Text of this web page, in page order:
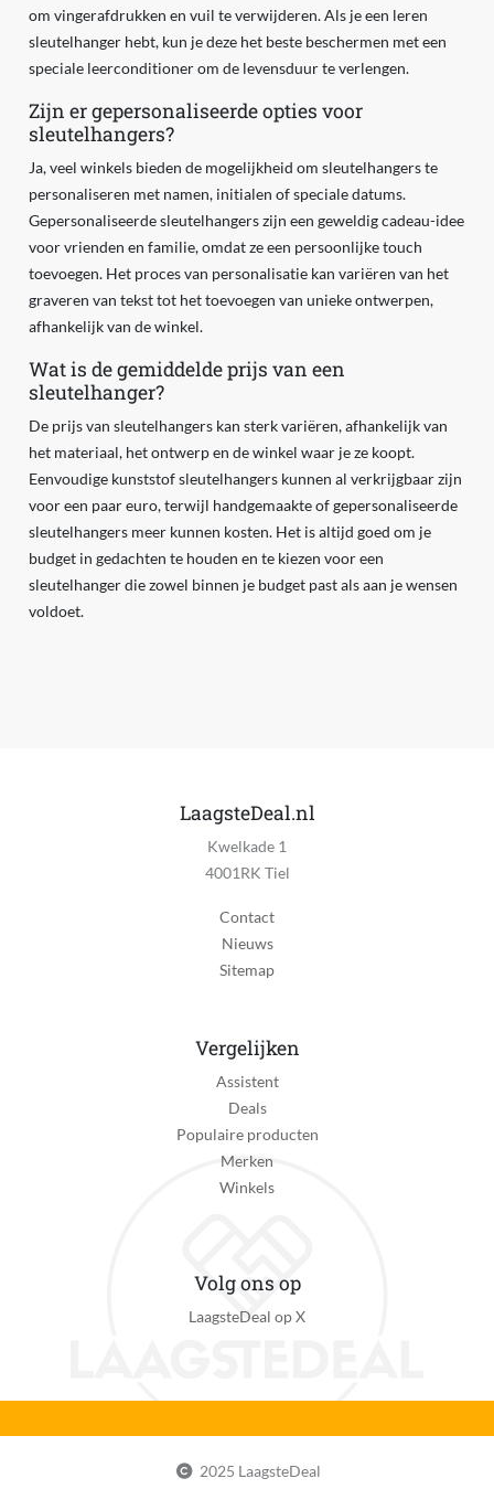
om vingerafdrukken en vuil te verwijderen. Als je een leren
sleutelhanger hebt, kun je deze het beste beschermen met een
speciale leerconditioner om de levensduur te verlengen.
Zijn er gepersonaliseerde opties voor
sleutelhangers?
Ja, veel winkels bieden de mogelijkheid om sleutelhangers te
personaliseren met namen, initialen of speciale datums.
Gepersonaliseerde sleutelhangers zijn een geweldig cadeau-idee
voor vrienden en familie, omdat ze een persoonlijke touch
toevoegen. Het proces van personalisatie kan variëren van het
graveren van tekst tot het toevoegen van unieke ontwerpen,
afhankelijk van de winkel.
Wat is de gemiddelde prijs van een
sleutelhanger?
De prijs van sleutelhangers kan sterk variëren, afhankelijk van
het materiaal, het ontwerp en de winkel waar je ze koopt.
Eenvoudige kunststof sleutelhangers kunnen al verkrijgbaar zijn
voor een paar euro, terwijl handgemaakte of gepersonaliseerde
sleutelhangers meer kunnen kosten. Het is altijd goed om je
budget in gedachten te houden en te kiezen voor een
sleutelhanger die zowel binnen je budget past als aan je wensen
voldoet.
LaagsteDeal.nl
Kwelkade 1
4001RK Tiel
Contact
Nieuws
Sitemap
Vergelijken
Assistent
Deals
Populaire producten
Merken
Winkels
Volg ons op
LaagsteDeal op X
2025 LaagsteDeal